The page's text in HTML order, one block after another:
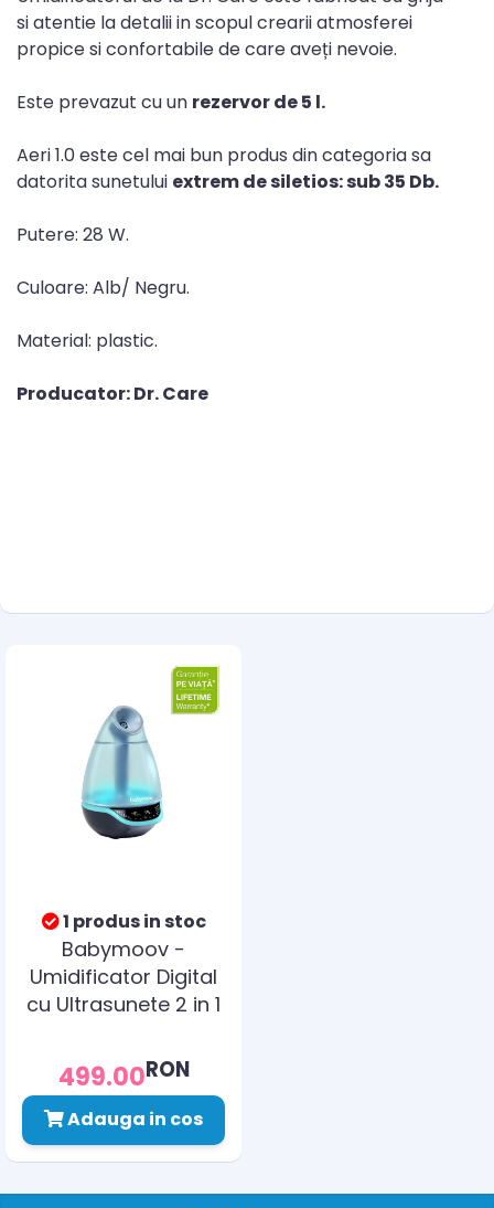
si atentie la detalii in scopul crearii atmosferei
propice si confortabile de care aveți nevoie.
Este prevazut cu un rezervor de 5 l.
Aeri 1.0 este cel mai bun produs din categoria sa
datorita sunetului extrem de siletios: sub 35 Db.
Putere: 28 W.
Culoare: Alb/ Negru.
Material: plastic.
Producator: Dr. Care
1 produs in stoc
Babymoov -
Umidificator Digital
cu Ultrasunete 2 in 1
499.00RON
Adauga in cos